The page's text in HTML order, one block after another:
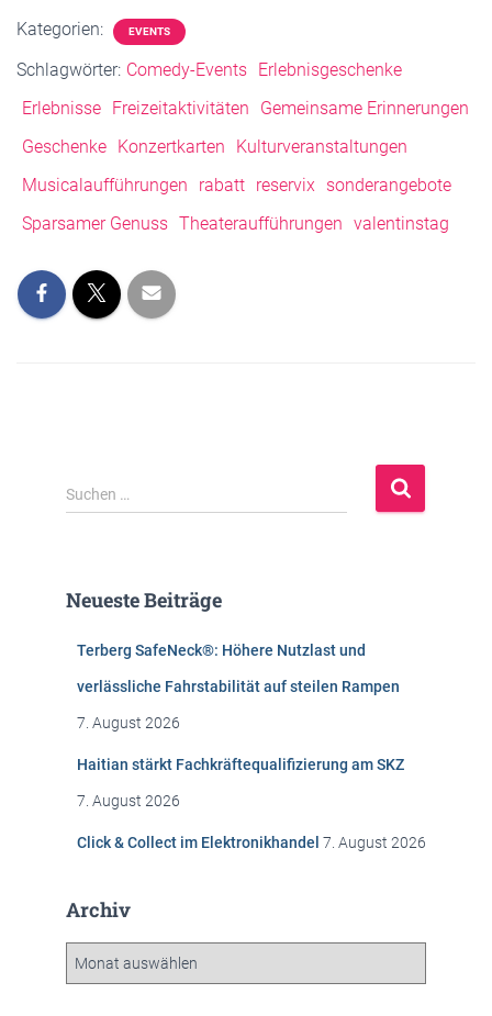
Kategorien: EVENTS
Schlagwörter: Comedy-Events
Erlebnisgeschenke
Erlebnisse
Freizeitaktivitäten
Gemeinsame Erinnerungen
Geschenke
Konzertkarten
Kulturveranstaltungen
Musicalaufführungen
rabatt reservix sonderangebote
Sparsamer Genuss Theateraufführungen valentinstag
S
u
n
Suchen …
Neueste Beiträge
Terberg SafeNeck®: Höhere Nutzlast und
verlässliche Fahrstabilität auf steilen Rampen
7. August 2026
Haitian stärkt Fachkräftequalifizierung am SKZ
7. August 2026
Click & Collect im Elektronikhandel 7. August 2026
Archiv